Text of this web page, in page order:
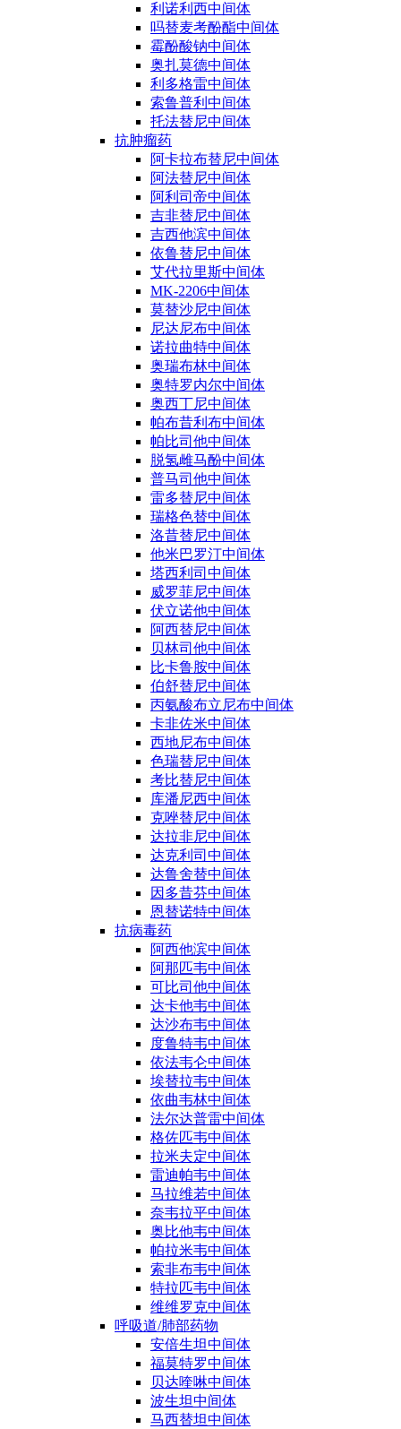
利诺利西中间体
吗替麦考酚酯中间体
霉酚酸钠中间体
奥扎莫德中间体
利多格雷中间体
索鲁普利中间体
托法替尼中间体
抗肿瘤药
阿卡拉布替尼中间体
阿法替尼中间体
阿利司帝中间体
吉非替尼中间体
吉西他滨中间体
依鲁替尼中间体
艾代拉里斯中间体
MK-2206中间体
莫替沙尼中间体
尼达尼布中间体
诺拉曲特中间体
奥瑞布林中间体
奥特罗内尔中间体
奥西丁尼中间体
帕布昔利布中间体
帕比司他中间体
脱氢雌马酚中间体
普马司他中间体
雷多替尼中间体
瑞格色替中间体
洛昔替尼中间体
他米巴罗汀中间体
塔西利司中间体
威罗菲尼中间体
伏立诺他中间体
阿西替尼中间体
贝林司他中间体
比卡鲁胺中间体
伯舒替尼中间体
丙氨酸布立尼布中间体
卡非佐米中间体
西地尼布中间体
色瑞替尼中间体
考比替尼中间体
库潘尼西中间体
克唑替尼中间体
达拉非尼中间体
达克利司中间体
达鲁舍替中间体
因多昔芬中间体
恩替诺特中间体
抗病毒药
阿西他滨中间体
阿那匹韦中间体
可比司他中间体
达卡他韦中间体
达沙布韦中间体
度鲁特韦中间体
依法韦仑中间体
埃替拉韦中间体
依曲韦林中间体
法尔达普雷中间体
格佐匹韦中间体
拉米夫定中间体
雷迪帕韦中间体
马拉维若中间体
奈韦拉平中间体
奥比他韦中间体
帕拉米韦中间体
索非布韦中间体
特拉匹韦中间体
维维罗克中间体
呼吸道/肺部药物
安倍生坦中间体
福莫特罗中间体
贝达喹啉中间体
波生坦中间体
马西替坦中间体